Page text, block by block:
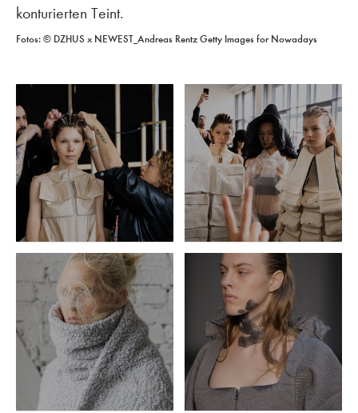
konturierten Teint.
Fotos: © DZHUS x NEWEST_Andreas Rentz Getty Images for Nowadays